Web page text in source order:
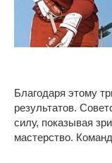
Благодаря этому
результатов.
силу, показывая
мастерство.